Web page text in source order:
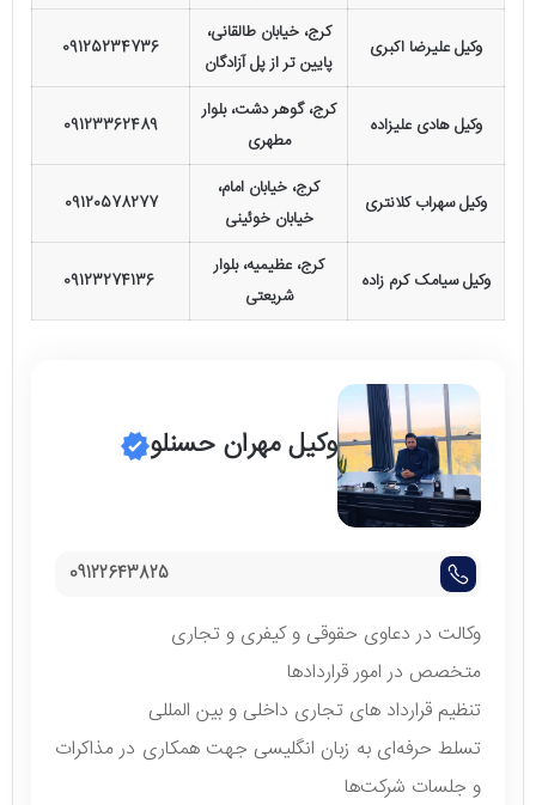
وکیل علیرضا اکبری
کرج، خیابان طالقانی،
پایین تر از پل آزادگان
09125234736
وکیل هادی علیزاده
کرج، گوهر دشت، بلوار
مطهری
09123362489
وکیل سهراب کلانتری
کرج، خیابان امام،
خیابان خوئینی
09120578277
وکیل سیامک کرم زاده
کرج، عظیمیه، بلوار
شریعتی
09123274136
وکیل مهران حسنلو
09122643825
وکالت در دعاوی حقوقی و کیفری و تجاری
متخصص در امور قراردادها
تنظیم قرارداد های تجاری داخلی و بین المللی
تسلط حرفه‌ای به زبان انگلیسی جهت همکاری در مذاکرات
و جلسات شرکت‌‌ها